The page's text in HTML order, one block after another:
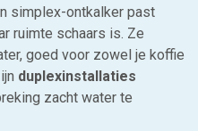
simplex-ontkalker past
ruimte schaars is. Ze
goed voor zowel je koffie
duplexinstallaties
zacht water te